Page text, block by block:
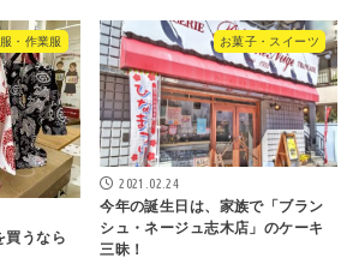
・作業服
買うなら
お菓子・スイーツ
2021.02.24
今年の誕生日は、家族で「ブラン
シュ・ネージュ志木店」のケーキ
三昧！